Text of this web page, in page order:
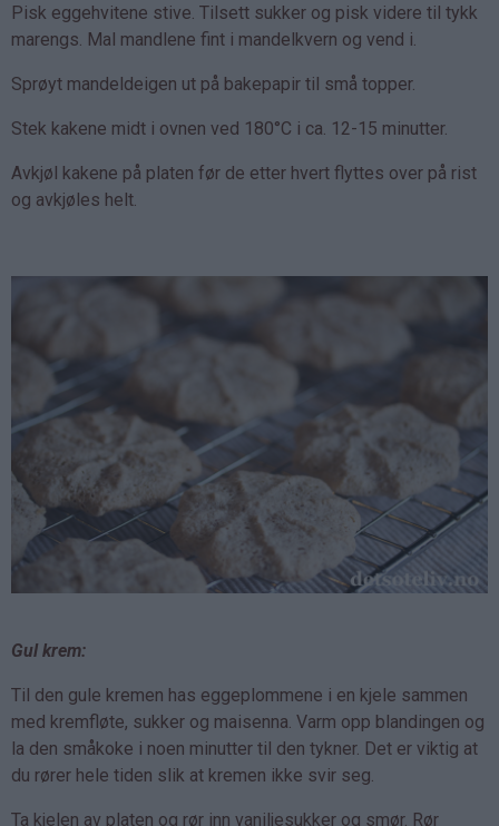
Pisk eggehvitene stive. Tilsett sukker og pisk videre til tykk
marengs. Mal mandlene fint i mandelkvern og vend i.
Sprøyt mandeldeigen ut på bakepapir til små topper.
Stek kakene midt i ovnen ved 180°C i ca. 12-15 minutter.
Avkjøl kakene på platen før de etter hvert flyttes over på rist
og avkjøles helt.
Gul krem:
Til den gule kremen has eggeplommene i en kjele sammen
med kremfløte, sukker og maisenna. Varm opp blandingen og
la den småkoke i noen minutter til den tykner. Det er viktig at
du rører hele tiden slik at kremen ikke svir seg.
Ta kjelen av platen og rør inn vaniljesukker og smør. Rør